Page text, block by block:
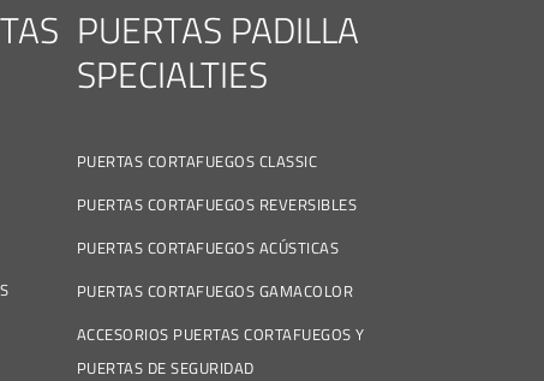
PUERTAS PADILLA
SPECIALTIES
PUERTAS CORTAFUEGOS CLASSIC
PUERTAS CORTAFUEGOS REVERSIBLES
PUERTAS CORTAFUEGOS ACÚSTICAS
PUERTAS CORTAFUEGOS GAMACOLOR
ACCESORIOS PUERTAS CORTAFUEGOS Y
PUERTAS DE SEGURIDAD